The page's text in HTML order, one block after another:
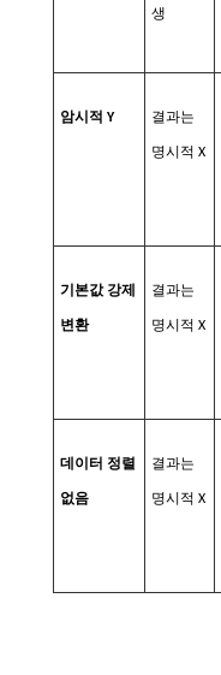
생
암시적 Y 결과는
명시적 X
기본값 강제
변환
결과는
명시적 X
데이터 정렬
없음
결과는
명시적 X